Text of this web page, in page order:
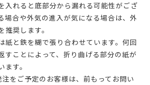
入れると底部分から漏れる可能性がござ
場合や外気の進入が気になる場合は、外
奨します。
と鉄を糊で張り合わせています。何回
すことによって、折り曲げる部分の紙が
す。
をご予定のお客様は、前もってお問い